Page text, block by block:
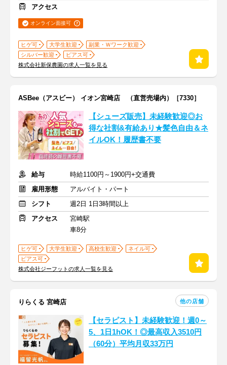
アクセス
オンライン面接可
ヒゲ可 大学生歓迎
副業・Ｗワーク歓迎
シルバー歓迎
ピアス可
株式会社新保農園の求人一覧を見る
ASBee（アスビー） イオン宮崎店 （直営売場内）［7330］
【シューズ販売】未経験歓迎◎お
得な社割&有給あり★髪色自由＆ネ
イルOK！履歴書不要
給与
時給1100円～1900円+交通費
雇用形態
アルバイト・パート
シフト
週2日 1日3時間以上
アクセス
宮崎駅
車8分
ヒゲ可 大学生歓迎 高校生歓迎
ネイル可
ピアス可
株式会社ジーフットの求人一覧を見る
りらくる 宮崎店 他の店舗
【セラピスト】未経験歓迎！週0～
5、1日1hOK！◎最高収入3510円
（60分）平均月収33万円